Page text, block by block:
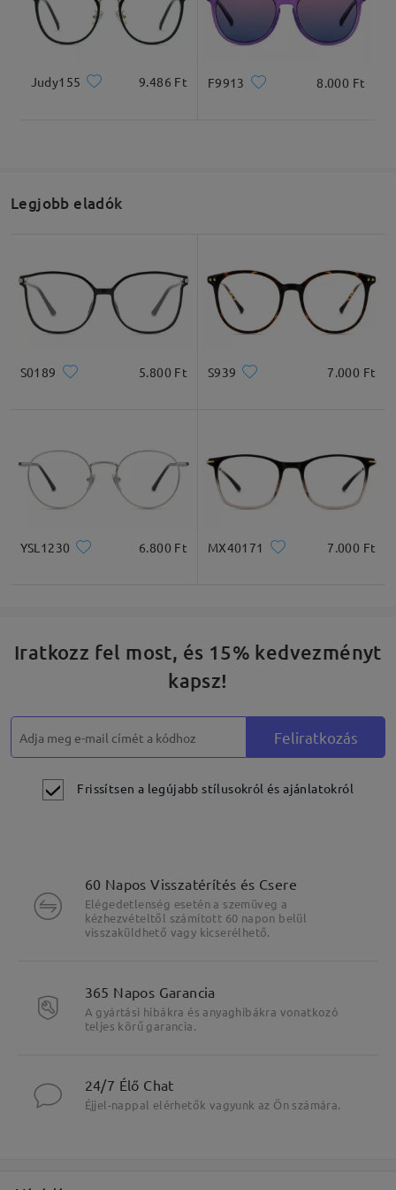
Termékméretek
Lencseszélesség
52mm/ 2.05in
Lencsemagasság
49mm/ 1.93in
Hídszélesség
20mm/ 0.79in
Ajánlott arcformák
Négyzet Kerek Gyémánt Ovális
Fő jellemzők kiemelése
Judy155 9.486 Ft F9913 8.000 Ft
Legjobb eladók
S0189 5.800 Ft S939 7.000 Ft
YSL1230 6.800 Ft MX40171 7.000 Ft
Iratkozz fel most, és 15% kedvezményt
kapsz!
Feliratkozás
Frissítsen a legújabb stílusokról és ajánlatokról
60 Napos Visszatérítés és Csere
Elégedetlenség esetén a szemüveg a
kézhezvételtől számított 60 napon belül
visszaküldhető vagy kicserélhető.
365 Napos Garancia
A gyártási hibákra és anyaghibákra vonatkozó
teljes körű garancia.
24/7 Élő Chat
Éjjel-nappal elérhetők vagyunk az Ön számára.